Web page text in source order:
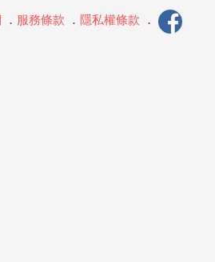
． 服務條款 ． 隱私權條款 ．